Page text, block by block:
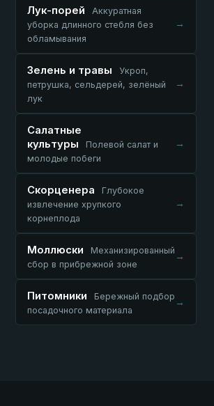
Лук-порей
Аккуратная
уборка длинного стебля без
обламывания
→
Зелень и травы
Укроп,
петрушка, сельдерей, зелёный
лук
→
Салатные
культуры
Полевой салат и
молодые побеги
→
Скорценера
Глубокое
извлечение хрупкого
корнеплода
→
Моллюски
Механизированный
сбор в прибрежной зоне
→
Питомники
Бережный подбор
посадочного материала
→